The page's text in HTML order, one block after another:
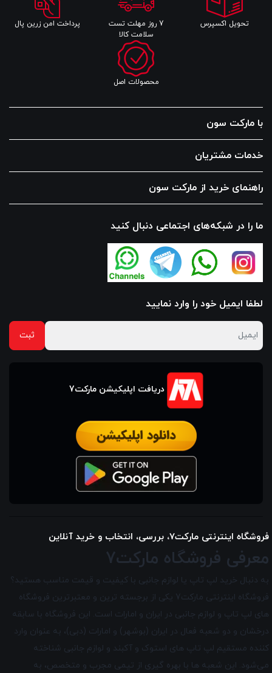
تحویل اکسپرس
7 روز مهلت تست
سلامت کالا
پرداخت امن زرین پال
محصولات اصل
با مارکت سون
خدمات مشتریان
راهنمای خرید از مارکت سون
ما را در شبکه‌های اجتماعی دنبال کنید
لطفا ایمیل خود را وارد نمایید
دریافت اپلیکیشن مارکت7
فروشگاه اینترنتی مارکت7، بررسی، انتخاب و خرید آنلاین
معرفی فروشگاه مارکت7
به دنبال خرید لپ تاپ یا لوازم جانبی با کیفیت و قیمت مناسب هستید؟
فروشگاه اینترنتی مارکت7 یکی از برجسته ترین و معتبرترین فروشگاه
های لپ تاپ و لوازم جانبی در ایران و امارات است. این فروشگاه با سابقه
درخشان و دو شعبه فعال در ایران (بوشهر) و امارات (دبی)، به عنوان وارد
کننده مستقیم لپ تاپ های استوک و آکبند و لوازم جانبی شناخته
می‌شود. این شعبه ها با بهره گیری از تیمی مجرب و متخصص، به